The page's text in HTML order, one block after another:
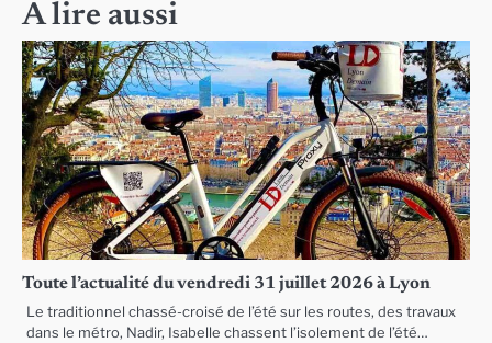
A lire aussi
Toute l’actualité du vendredi 31 juillet 2026 à Lyon
Le traditionnel chassé-croisé de l’été sur les routes, des travaux
dans le métro, Nadir, Isabelle chassent l’isolement de l’été…